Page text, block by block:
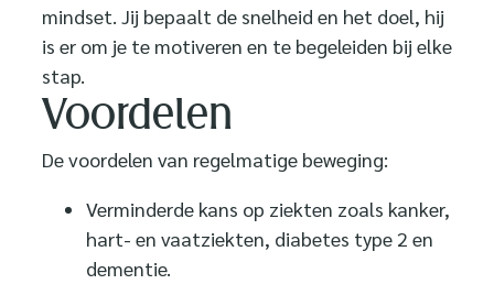
mindset. Jij bepaalt de snelheid en het doel, hij
is er om je te motiveren en te begeleiden bij elke
stap.
Voordelen
De voordelen van regelmatige beweging:
Verminderde kans op ziekten zoals kanker,
hart- en vaatziekten, diabetes type 2 en
dementie.